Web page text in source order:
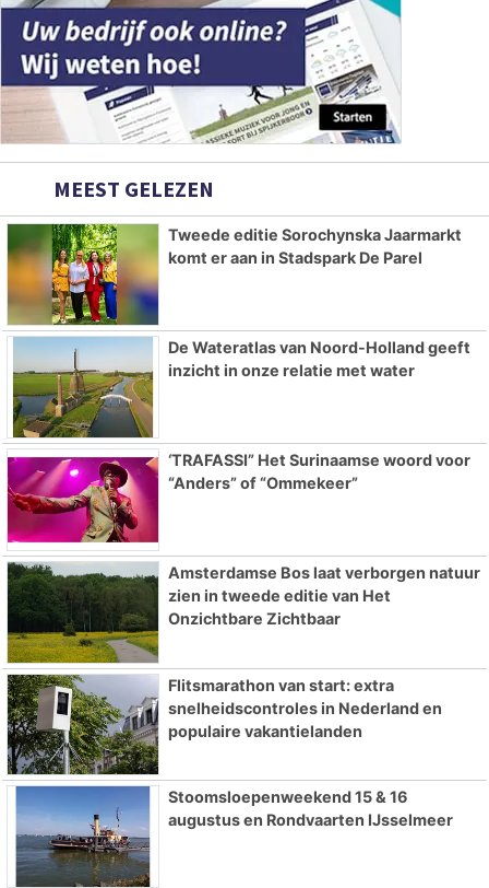
MEEST GELEZEN
Tweede editie Sorochynska Jaarmarkt
komt er aan in Stadspark De Parel
De Wateratlas van Noord-Holland geeft
inzicht in onze relatie met water
‘TRAFASSI” Het Surinaamse woord voor
“Anders” of “Ommekeer”
Amsterdamse Bos laat verborgen natuur
zien in tweede editie van Het
Onzichtbare Zichtbaar
Flitsmarathon van start: extra
snelheidscontroles in Nederland en
populaire vakantielanden
Stoomsloepenweekend 15 & 16
augustus en Rondvaarten IJsselmeer